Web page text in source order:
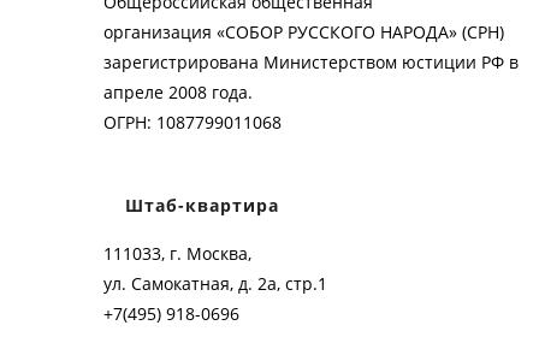
организация «СОБОР РУССКОГО НАРОДА» (СРН)
зарегистрирована Министерством юстиции РФ в
апреле 2008 года.
ОГРН: 1087799011068
Штаб-квартира
111033, г. Москва,
ул. Самокатная, д. 2а, стр.1
+7(495) 918-0696